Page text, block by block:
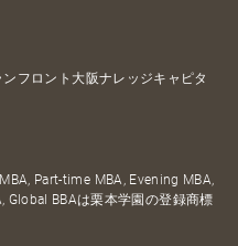
フロント大阪ナレッジキャピタ
Part-time MBA, Evening MBA,
Global BBAは栗本学園の登録商標